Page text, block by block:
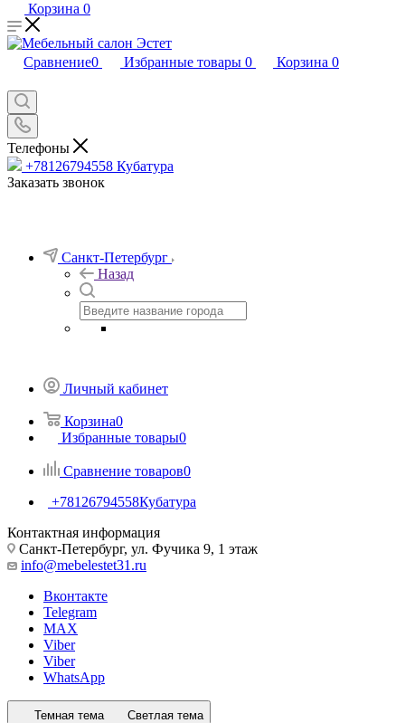
Корзина 0
Сравнение0 Избранные товары 0 Корзина 0
Телефоны
+78126794558 Кубатура
Заказать звонок
Санкт-Петербург
Назад
Личный кабинет
Корзина0
Избранные товары0
Сравнение товаров0
+78126794558Кубатура
Контактная информация
Санкт-Петербург, ул. Фучика 9, 1 этаж
info@mebelestet31.ru
Вконтакте
Telegram
MAX
Viber
Viber
WhatsApp
Темная тема Светлая тема